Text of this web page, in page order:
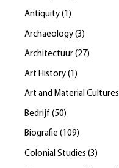
Antiquity (1 )
Archaeology (3 )
Architectuur (27)
Art History ( 1 )
Art and Material Cultures
Bedrijf (50)
Biografie (109)
Colonial Studies (3 )